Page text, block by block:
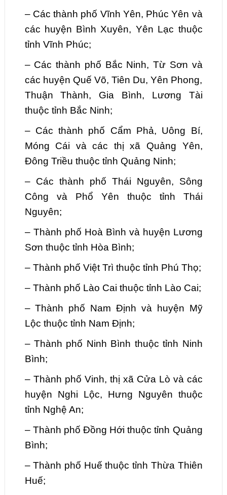
– Các thành phố Vĩnh Yên, Phúc Yên và
các huyện Bình Xuyên, Yên Lạc thuộc
tỉnh Vĩnh Phúc;
– Các thành phố Bắc Ninh, Từ Sơn và
các huyện Quế Võ, Tiên Du, Yên Phong,
Thuận Thành, Gia Bình, Lương Tài
thuộc tỉnh Bắc Ninh;
– Các thành phố Cẩm Phả, Uông Bí,
Móng Cái và các thị xã Quảng Yên,
Đông Triều thuộc tỉnh Quảng Ninh;
– Các thành phố Thái Nguyên, Sông
Công và Phổ Yên thuộc tỉnh Thái
Nguyên;
– Thành phố Hoà Bình và huyện Lương
Sơn thuộc tỉnh Hòa Bình;
– Thành phố Việt Trì thuộc tỉnh Phú Thọ;
– Thành phố Lào Cai thuộc tỉnh Lào Cai;
–Thành phố Nam Định và huyện Mỹ
Lộc thuộc tỉnh Nam Định;
– Thành phố Ninh Bình thuộc tỉnh Ninh
Bình;
– Thành phố Vinh, thị xã Cửa Lò và các
huyện Nghi Lộc, Hưng Nguyên thuộc
tỉnh Nghệ An;
– Thành phố Đồng Hới thuộc tỉnh Quảng
Bình;
–Thành phố Huế thuộc tỉnh Thừa Thiên
Huế;